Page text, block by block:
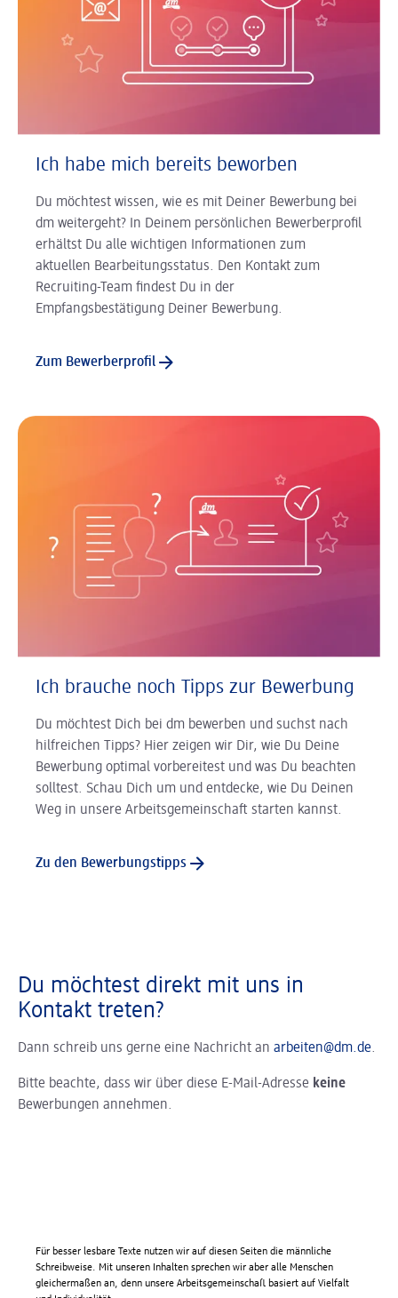
Ich habe mich bereits beworben
Du möchtest wissen, wie es mit Deiner Bewerbung bei
dm weitergeht? In Deinem persönlichen Bewerberprofil
erhältst Du alle wichtigen Informationen zum
aktuellen Bearbeitungsstatus. Den Kontakt zum
Recruiting-Team findest Du in der
Empfangsbestätigung Deiner Bewerbung.
Zum Bewerberprofil
Ich brauche noch Tipps zur Bewerbung
Du möchtest Dich bei dm bewerben und suchst nach
hilfreichen Tipps? Hier zeigen wir Dir, wie Du Deine
Bewerbung optimal vorbereitest und was Du beachten
solltest. Schau Dich um und entdecke, wie Du Deinen
Weg in unsere Arbeitsgemeinschaft starten kannst.
Zu den Bewerbungstipps
Du möchtest direkt mit uns in
Kontakt treten?
Dann schreib uns gerne eine Nachricht an arbeiten@dm.de.
Bitte beachte, dass wir über diese E-Mail-Adresse keine
Bewerbungen annehmen.
Für besser lesbare Texte nutzen wir auf diesen Seiten die männliche
Schreibweise. Mit unseren Inhalten sprechen wir aber alle Menschen
gleichermaßen an, denn unsere Arbeitsgemeinschaft basiert auf Vielfalt